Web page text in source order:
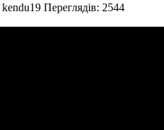
kendu19 Переглядів: 2544